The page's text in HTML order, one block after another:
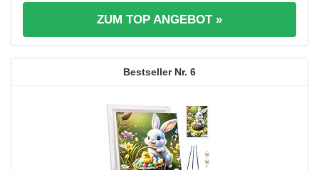
ZUM TOP ANGEBOT »
6